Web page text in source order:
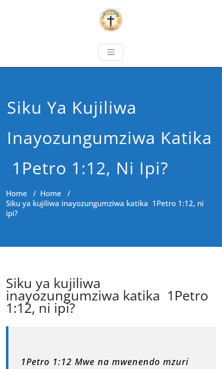
Siku Ya Kujiliwa
Inayozungumziwa Katika
1Petro 1:12, Ni Ipi?
Home / Home /
Siku ya kujiliwa inayozungumziwa katika 1Petro 1:12, ni
ipi?
Siku ya kujiliwa
inayozungumziwa katika 1Petro
1:12, ni ipi?
1Petro 1:12 Mwe na mwenendo mzuri